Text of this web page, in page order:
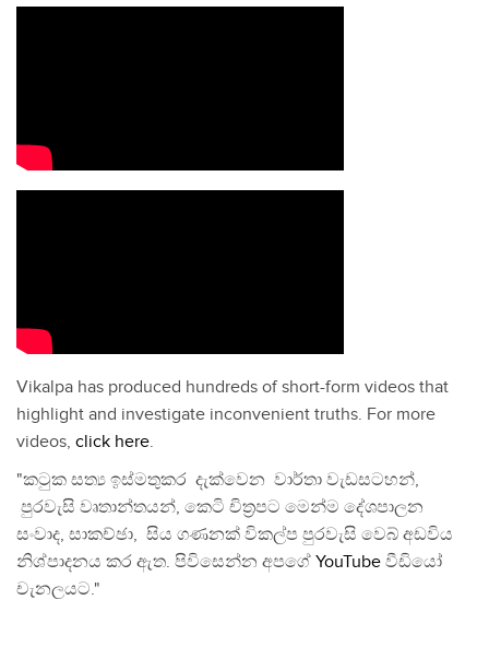
Vikalpa has produced hundreds of short-form videos that
highlight and investigate inconvenient truths. For more
videos, click here.
"කටුක සත්‍ය ඉස්මතුකර දැක්වෙන වාර්තා වැඩසටහන්,
පුරවැසි වෘතාන්තයන්, කෙටි චිත්‍රපට මෙන්ම දේශපාලන
සංවාද, සාකච්ඡා, සිය ගණනක් විකල්ප පුරවැසි වෙබ් අඩවිය
නිශ්පාදනය කර ඇත. පිවිසෙන්න අපගේ YouTube වීඩියෝ
චැනලයට."